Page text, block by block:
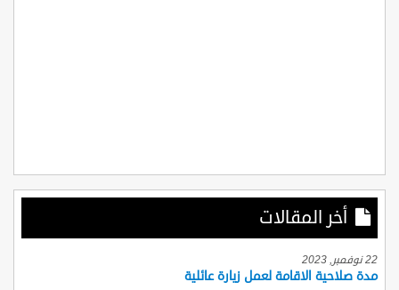
أخر المقالات
22 نوفمبر, 2023
مدة صلاحية الاقامة لعمل زيارة عائلية